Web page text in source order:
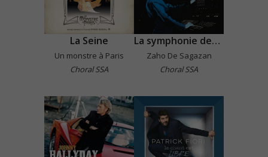
La Seine
Un monstre à Paris
Choral SSA
La symphonie des éclairs
Zaho De Sagazan
Choral SSA